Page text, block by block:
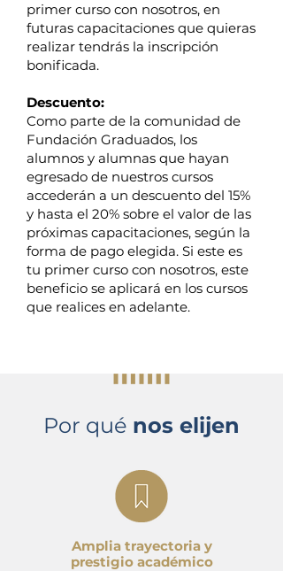
primer curso con nosotros, en
futuras capacitaciones que quieras
realizar tendrás la inscripción
bonificada.
Descuento:
Como parte de la comunidad de
Fundación Graduados, los
alumnos y alumnas que hayan
egresado de nuestros cursos
accederán a un descuento del 15%
y hasta el 20% sobre el valor de las
próximas capacitaciones, según la
forma de pago elegida. Si este es
tu primer curso con nosotros, este
beneficio se aplicará en los cursos
que realices en adelante.
Por qué nos elijen
Amplia trayectoria y
prestigio académico